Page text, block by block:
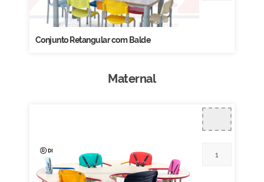
Conjunto Retangular com Balde
Maternal